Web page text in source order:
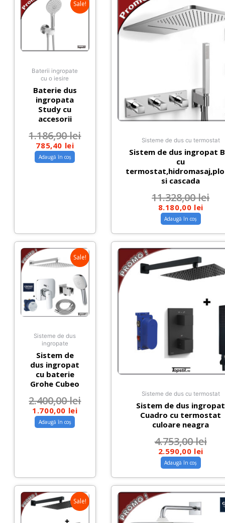
Sale!
Baterii ingropate
cu o iesire
Baterie dus
ingropata
Study cu
accesorii
1.186,90lei
785,40 lei
Adaugă în coș
Sisteme de dus cu termostat
Sistem de dus ingropat
cu
si cascada
11.328,00lei
8.180,00 lei
Adaugă în coș
Sale!
Sisteme de dus
ingropate
Sistem de
dus ingropat
cu baterie
Grohe Cubeo
2.400,00lei
1.700,00 lei
Adaugă în coș
Sisteme de dus cu termostat
Sistem de dus ingropat
Cuadro cu termostat
culoare neagra
4.753,00lei
2.590,00 lei
Adaugă în coș
Sale!